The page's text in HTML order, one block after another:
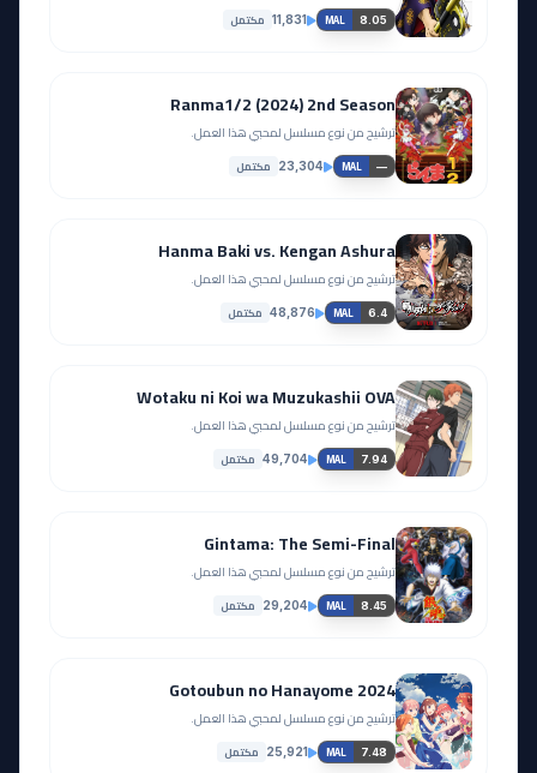
MAL 8.05
11,831 مكتمل
Ranma1/2 (2024) 2nd Season
ترشيح من نوع مسلسل لمحبي هذا العمل.
MAL —
23,304 مكتمل
Hanma Baki vs. Kengan Ashura
ترشيح من نوع مسلسل لمحبي هذا العمل.
MAL 6.4
48,876 مكتمل
Wotaku ni Koi wa Muzukashii OVA
ترشيح من نوع مسلسل لمحبي هذا العمل.
MAL 7.94
49,704 مكتمل
Gintama: The Semi-Final
ترشيح من نوع مسلسل لمحبي هذا العمل.
MAL 8.45
29,204 مكتمل
Gotoubun no Hanayome 2024
ترشيح من نوع مسلسل لمحبي هذا العمل.
MAL 7.48
25,921 مكتمل